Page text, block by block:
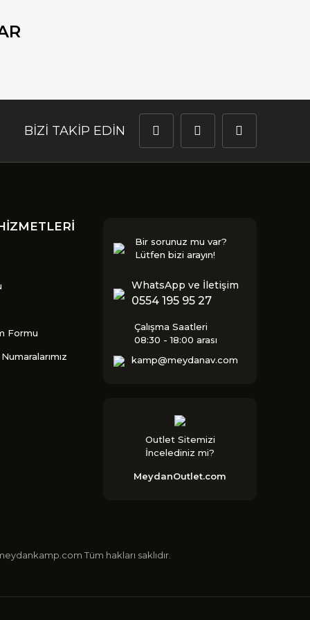
BİZİ TAKİP EDİN
Formu
Bir sorunuz mu var?
Lütfen bizi arayın!
WhatsApp ve İletişim
0554 195 95 27
Çalışma Saatleri
08:30 - 18:00 arası
kamp@meydanav.com
Outlet Sitemizi
İncelediniz mi?
MeydanOutlet.com
Tüm hakları saklıdır.